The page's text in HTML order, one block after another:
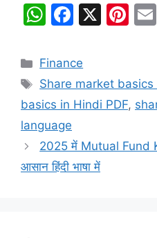
W
at
s
A
p
p
F
c
e
b
o
k
X
Pi
e
st
Categories
Finance
Tags
Share market basics
basics in Hindi PDF,
language
2025 में Mutual Fund
आसान हिंदी भाषा में